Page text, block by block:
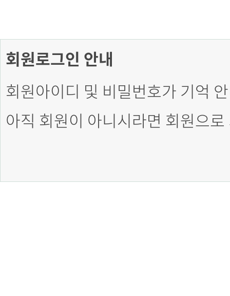
회원로그인 안내
회원아이디 및 비밀번호가 기억
아직 회원이 아니시라면 회원으